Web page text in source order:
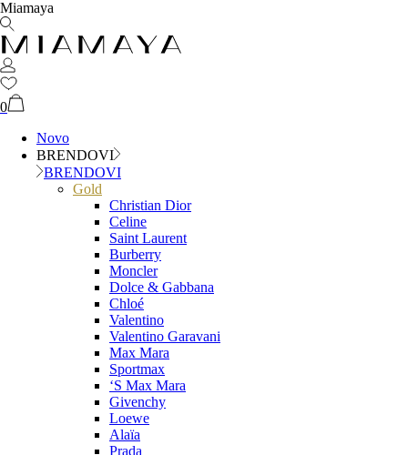
Miamaya
0
Novo
BRENDOVI
BRENDOVI
Gold
Christian Dior
Celine
Saint Laurent
Burberry
Moncler
Dolce & Gabbana
Chloé
Valentino
Valentino Garavani
Max Mara
Sportmax
‘S Max Mara
Givenchy
Loewe
Alaïa
Prada